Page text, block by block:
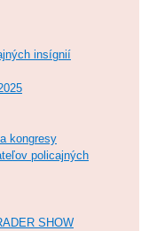
insígnií
kongresy
policajných
SHOW